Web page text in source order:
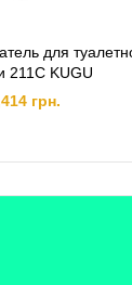
для
211C KUGU
грн.